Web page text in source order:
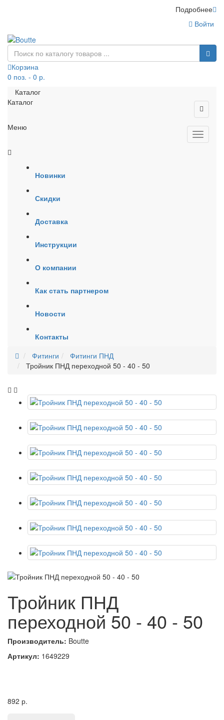
Подробнее
Войти
Корзина
0 поз. - 0 р.
Каталог
Каталог
Меню
Новинки
Скидки
Доставка
Инструкции
О компании
Как стать партнером
Новости
Контакты
Фитинги
Фитинги ПНД
Тройник ПНД переходной 50 - 40 - 50
Тройник ПНД
переходной 50 - 40 - 50
Производитель: Boutte
Артикул: 1649229
892 р.